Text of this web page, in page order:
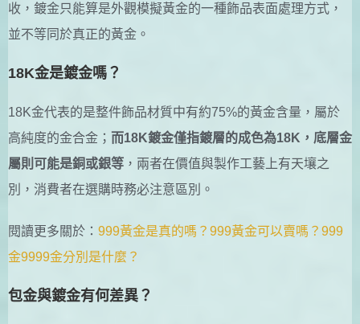
收，鍍金只能算是外觀模擬黃金的一種飾品表面處理方式，
並不等同於真正的黃金。
18K金是鍍金嗎？
18K金代表的是整件飾品材質中有約75%的黃金含量，屬於
高純度的金合金； 而18K鍍金僅指鍍層的成色為18K，底層金
屬則可能是銅或銀等 ，兩者在價值與製作工藝上有天壤之
別，消費者在選購時務必注意區別。
閱讀更多關於： 999黃金是真的嗎？999黃金可以賣嗎？999
金9999金分別是什麼？
包金與鍍金有何差異？